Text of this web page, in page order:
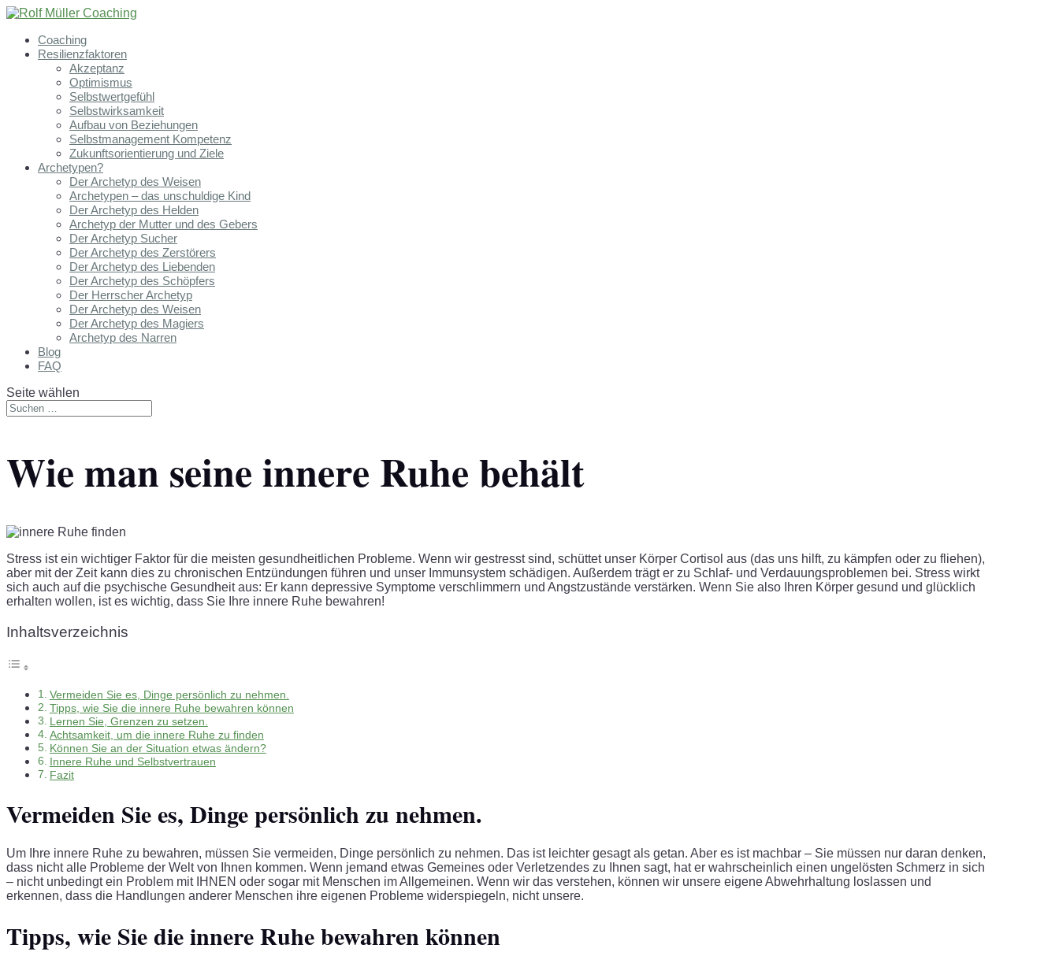
Coaching
Resilienzfaktoren
Akzeptanz
Optimismus
Selbstwertgefühl
Selbstwirksamkeit
Aufbau von Beziehungen
Selbstmanagement Kompetenz
Zukunftsorientierung und Ziele
Archetypen?
Der Archetyp des Weisen
Archetypen – das unschuldige Kind
Der Archetyp des Helden
Archetyp der Mutter und des Gebers
Der Archetyp Sucher
Der Archetyp des Zerstörers
Der Archetyp des Liebenden
Der Archetyp des Schöpfers
Der Herrscher Archetyp
Der Archetyp des Weisen
Der Archetyp des Magiers
Archetyp des Narren
Blog
FAQ
Seite wählen
Wie man seine innere Ruhe behält
Stress ist ein wichtiger Faktor für die meisten gesundheitlichen Probleme. Wenn wir gestresst sind, schüttet unser Körper Cortisol aus (das uns hilft, zu kämpfen oder zu fliehen),
aber mit der Zeit kann dies zu chronischen Entzündungen führen und unser Immunsystem schädigen. Außerdem trägt er zu Schlaf- und Verdauungsproblemen bei. Stress wirkt
sich auch auf die psychische Gesundheit aus: Er kann depressive Symptome verschlimmern und Angstzustände verstärken. Wenn Sie also Ihren Körper gesund und glücklich
erhalten wollen, ist es wichtig, dass Sie Ihre innere Ruhe bewahren!
Inhaltsverzeichnis
Vermeiden Sie es, Dinge persönlich zu nehmen.
Tipps, wie Sie die innere Ruhe bewahren können
Lernen Sie, Grenzen zu setzen.
Achtsamkeit, um die innere Ruhe zu finden
Können Sie an der Situation etwas ändern?
Innere Ruhe und Selbstvertrauen
Fazit
Vermeiden Sie es, Dinge persönlich zu nehmen.
Um Ihre innere Ruhe zu bewahren, müssen Sie vermeiden, Dinge persönlich zu nehmen. Das ist leichter gesagt als getan. Aber es ist machbar – Sie müssen nur daran denken,
dass nicht alle Probleme der Welt von Ihnen kommen. Wenn jemand etwas Gemeines oder Verletzendes zu Ihnen sagt, hat er wahrscheinlich einen ungelösten Schmerz in sich
– nicht unbedingt ein Problem mit IHNEN oder sogar mit Menschen im Allgemeinen. Wenn wir das verstehen, können wir unsere eigene Abwehrhaltung loslassen und
erkennen, dass die Handlungen anderer Menschen ihre eigenen Probleme widerspiegeln, nicht unsere.
Tipps, wie Sie die innere Ruhe bewahren können